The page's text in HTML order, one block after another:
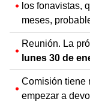
los fonavistas,
meses,
Reunión. La
lunes 30 de
Comisión tiene
empezar a